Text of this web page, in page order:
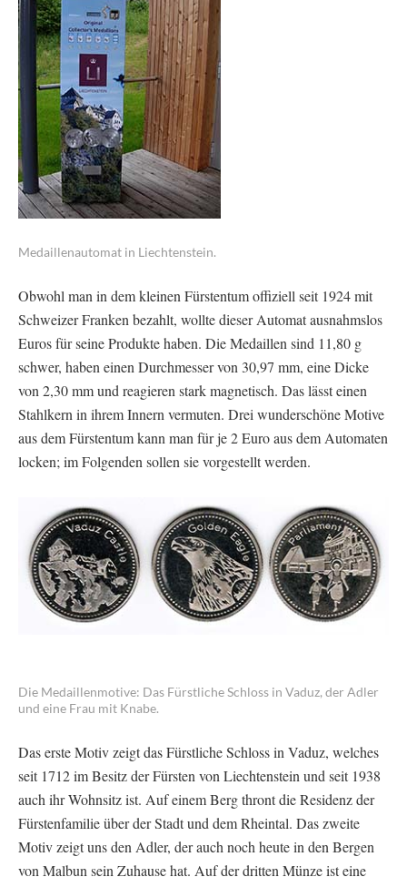
Medaillenautomat in Liechtenstein.
Obwohl man in dem kleinen Fürstentum offiziell seit 1924 mit
Schweizer Franken bezahlt, wollte dieser Automat ausnahmslos
Euros für seine Produkte haben. Die Medaillen sind 11,80 g
schwer, haben einen Durchmesser von 30,97 mm, eine Dicke
von 2,30 mm und reagieren stark magnetisch. Das lässt einen
Stahlkern in ihrem Innern vermuten. Drei wunderschöne Motive
aus dem Fürstentum kann man für je 2 Euro aus dem Automaten
locken; im Folgenden sollen sie vorgestellt werden.
Die Medaillenmotive: Das Fürstliche Schloss in Vaduz, der Adler
und eine Frau mit Knabe.
Das erste Motiv zeigt das Fürstliche Schloss in Vaduz, welches
seit 1712 im Besitz der Fürsten von Liechtenstein und seit 1938
auch ihr Wohnsitz ist. Auf einem Berg thront die Residenz der
Fürstenfamilie über der Stadt und dem Rheintal. Das zweite
Motiv zeigt uns den Adler, der auch noch heute in den Bergen
von Malbun sein Zuhause hat. Auf der dritten Münze ist eine